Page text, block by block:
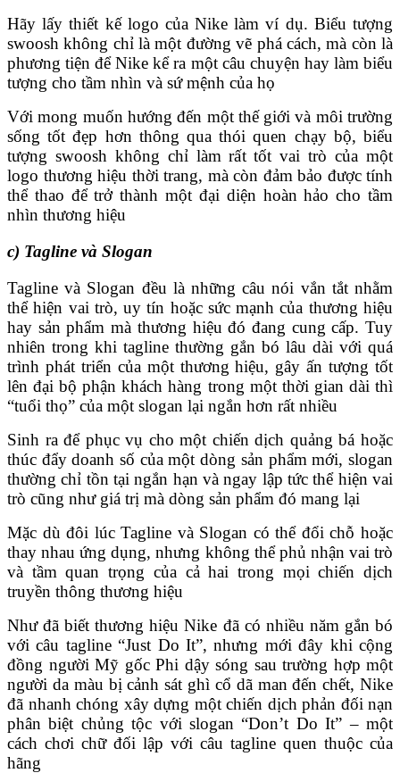
Hãy lấy thiết kế logo của Nike làm ví dụ. Biểu tượng
swoosh không chỉ là một đường vẽ phá cách, mà còn là
phương tiện để Nike kể ra một câu chuyện hay làm biểu
tượng cho tầm nhìn và sứ mệnh của họ
Với mong muốn hướng đến một thế giới và môi trường
sống tốt đẹp hơn thông qua thói quen chạy bộ, biểu
tượng swoosh không chỉ làm rất tốt vai trò của một
logo thương hiệu thời trang, mà còn đảm bảo được tính
thể thao để trở thành một đại diện hoàn hảo cho tầm
nhìn thương hiệu
c) Tagline và Slogan
Tagline và Slogan đều là những câu nói vắn tắt nhằm
thể hiện vai trò, uy tín hoặc sức mạnh của thương hiệu
hay sản phẩm mà thương hiệu đó đang cung cấp. Tuy
nhiên trong khi tagline thường gắn bó lâu dài với quá
trình phát triển của một thương hiệu, gây ấn tượng tốt
lên đại bộ phận khách hàng trong một thời gian dài thì
“tuổi thọ” của một slogan lại ngắn hơn rất nhiều
Sinh ra để phục vụ cho một chiến dịch quảng bá hoặc
thúc đẩy doanh số của một dòng sản phẩm mới, slogan
thường chỉ tồn tại ngắn hạn và ngay lập tức thể hiện vai
trò cũng như giá trị mà dòng sản phẩm đó mang lại
Mặc dù đôi lúc Tagline và Slogan có thể đổi chỗ hoặc
thay nhau ứng dụng, nhưng không thể phủ nhận vai trò
và tầm quan trọng của cả hai trong mọi chiến dịch
truyền thông thương hiệu
Như đã biết thương hiệu Nike đã có nhiều năm gắn bó
với câu tagline “Just Do It”, nhưng mới đây khi cộng
đồng người Mỹ gốc Phi dậy sóng sau trường hợp một
người da màu bị cảnh sát ghì cổ dã man đến chết, Nike
đã nhanh chóng xây dựng một chiến dịch phản đối nạn
phân biệt chủng tộc với slogan “Don’t Do It” – một
cách chơi chữ đối lập với câu tagline quen thuộc của
hãng